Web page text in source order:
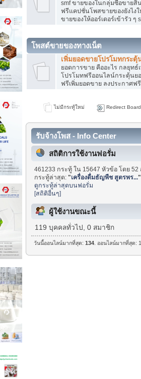
smf ขายของในกลุ่มซื้อขายสิ
ฟรีแคปชั่นโพสขายของยังไง
ขายของให้ออร์เดอร์เข้ารัว
โพสต์ขายของทางเน็ต
เพิ่มยอดขายโปรโมทกระตุ้
ยอดการขาย คืออะไร กลยุท
โปรโมทฟรีออนไลน์กระตุ้นย
ฟรีเพิ่มยอดขาย ลงประกาศฟ
ไม่มีกระทู้ใหม่ Redirect Board
รับจ้างโพส - Info Center
สถิติการใช้งานฟอรั่ม
461233 กระทู้ ใน 15647 หัวข้อ โดย
กระทู้ล่าสุด:"เครื่องดื่มธัญพืช สูตรพร..."
ดูกระทู้ล่าสุดบนฟอรั่ม
[สถิติอื่นๆ]
ผู้ใช้งานขณะนี้
119 บุคคลทั่วไป, 0 สมาชิก
วันนี้ออนไลน์มากที่สุด:134 . ออนไลน์มากที่สุด: